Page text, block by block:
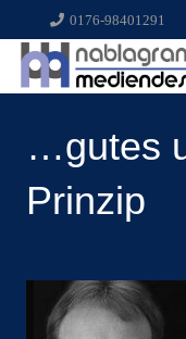
0176-98401291
…gutes
Prinzip